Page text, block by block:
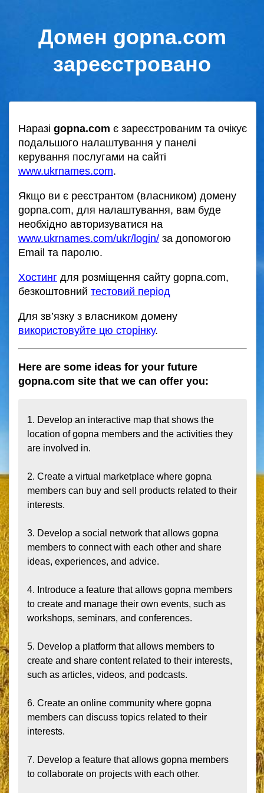
Домен gopna.com
зареєстровано
Наразі gopna.com є зареєстрованим та очікує
подальшого налаштування у панелі
керування послугами на сайті
www.ukrnames.com.
Якщо ви є реєстрантом (власником) домену
gopna.com, для налаштування, вам буде
необхідно авторизуватися на
www.ukrnames.com/ukr/login/ за допомогою
Email та паролю.
Хостинг для розміщення сайту gopna.com,
безкоштовний тестовий період
Для зв’язку з власником домену
використовуйте цю сторінку.
Here are some ideas for your future
gopna.com site that we can offer you:
1. Develop an interactive map that shows the
location of gopna members and the activities they
are involved in.
2. Create a virtual marketplace where gopna
members can buy and sell products related to their
interests.
3. Develop a social network that allows gopna
members to connect with each other and share
ideas, experiences, and advice.
4. Introduce a feature that allows gopna members
to create and manage their own events, such as
workshops, seminars, and conferences.
5. Develop a platform that allows members to
create and share content related to their interests,
such as articles, videos, and podcasts.
6. Create an online community where gopna
members can discuss topics related to their
interests.
7. Develop a feature that allows gopna members
to collaborate on projects with each other.